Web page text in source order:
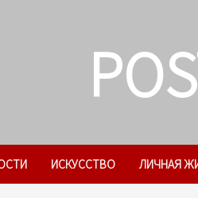
ИСКУССТВО ЛИЧНАЯ